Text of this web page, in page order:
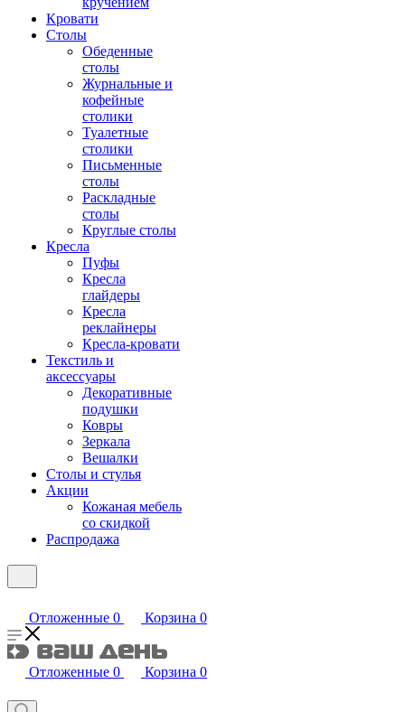
Кровати
Столы
Обеденные
столы
Журнальные и
кофейные
столики
Туалетные
столики
Письменные
столы
Раскладные
столы
Круглые столы
Кресла
Пуфы
Кресла
глайдеры
Кресла
реклайнеры
Кресла-кровати
Текстиль и
аксессуары
Декоративные
подушки
Ковры
Зеркала
Вешалки
Столы и стулья
Акции
Кожаная мебель
со скидкой
Распродажа
Отложенные 0 Корзина 0
Отложенные 0 Корзина 0